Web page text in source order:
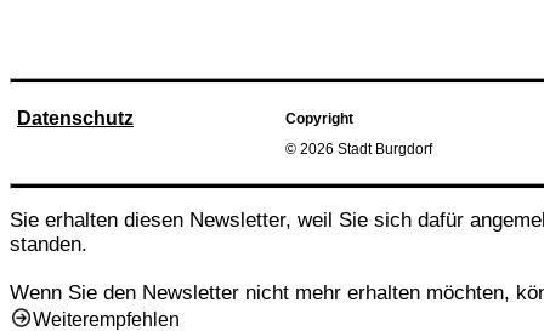
Datenschutz
Copyright
© 2026 Stadt Burgdorf
Sie erhalten diesen Newsletter, weil Sie sich dafür
standen.
Wenn Sie den Newsletter nicht mehr erhalten möchten,
Weiterempfehlen